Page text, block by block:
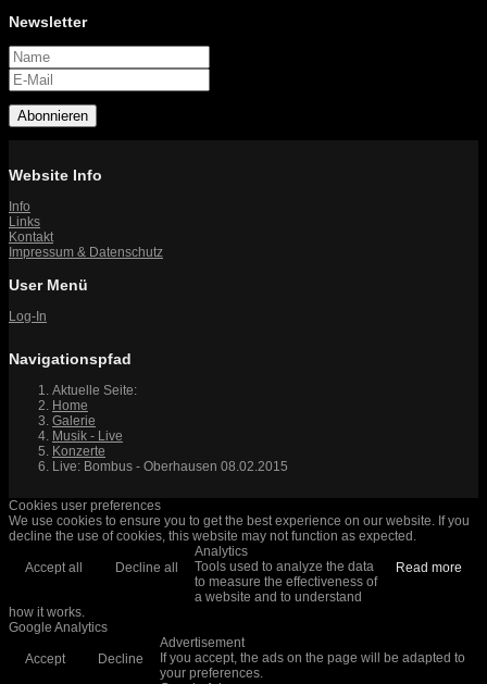
Newsletter
Abonnieren
Website Info
Info
Links
Kontakt
Impressum & Datenschutz
User Menü
Log-In
Navigationspfad
Aktuelle Seite:
Home
Galerie
Musik - Live
Konzerte
Live: Bombus - Oberhausen 08.02.2015
Cookies user preferences
We use cookies to ensure you to get the best experience on our website. If you
decline the use of cookies, this website may not function as expected.
Accept all Decline all Read more
Analytics
Tools used to analyze the data
to measure the effectiveness of
a website and to understand
how it works.
Google Analytics
Accept Decline
Advertisement
If you accept, the ads on the page will be adapted to
your preferences.